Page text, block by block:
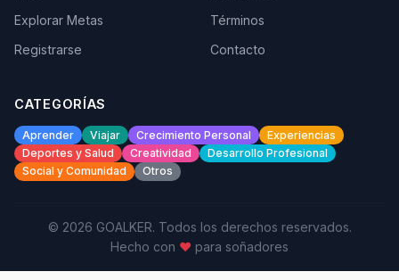
Explorar Metas
Registrarse
Términos
Contacto
CATEGORÍAS
Aprender Viajar Crecimiento Personal
Experiencias
Deportes y Salud
Creatividad
Desarrollo Profesional
Social y Comunidad
Otros
© 2026 GOALKER. Todos los derechos reservados.
Hecho con ♥ para soñadores